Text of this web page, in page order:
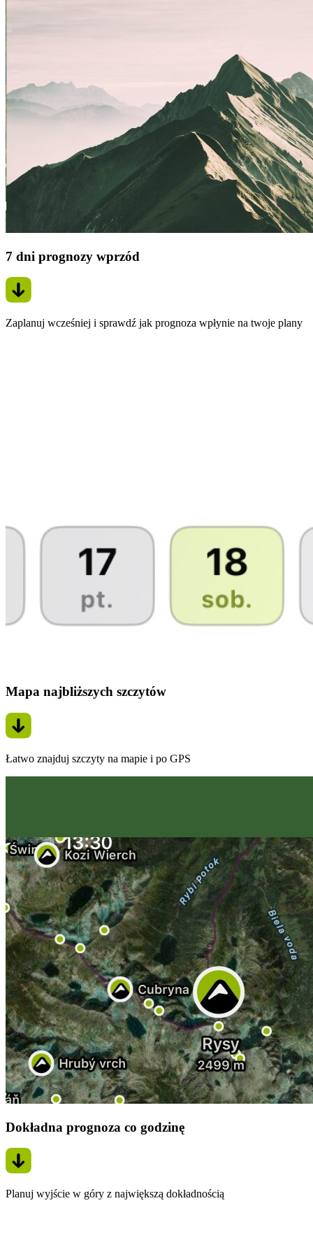
7 dni prognozy wprzód
Zaplanuj wcześniej i sprawdź jak prognoza wpłynie na twoje plany
Mapa najbliższych szczytów
Łatwo znajduj szczyty na mapie i po GPS
Dokładna prognoza co godzinę
Planuj wyjście w góry z największą dokładnością